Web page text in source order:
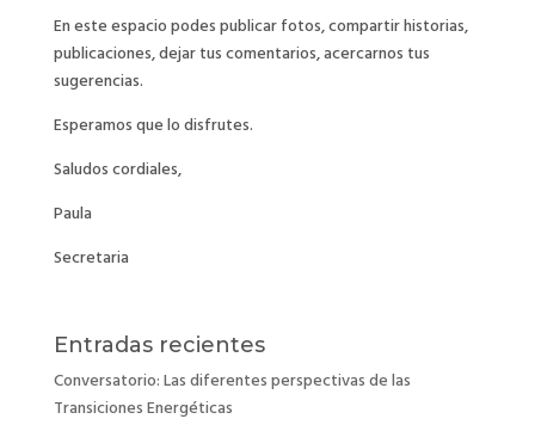
En este espacio podes publicar fotos, compartir historias,
publicaciones, dejar tus comentarios, acercarnos tus
sugerencias.
Esperamos que lo disfrutes.
Saludos cordiales,
Paula
Secretaria
Entradas recientes
Conversatorio: Las diferentes perspectivas de las
Transiciones Energéticas